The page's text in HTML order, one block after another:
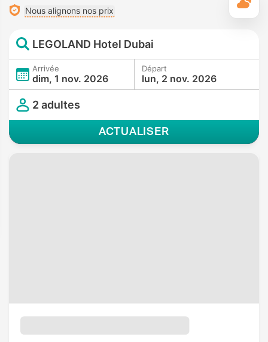
Nous alignons nos prix
LEGOLAND Hotel Dubai
Arrivée
dim, 1 nov. 2026
Départ
lun, 2 nov. 2026
2 adultes
ACTUALISER